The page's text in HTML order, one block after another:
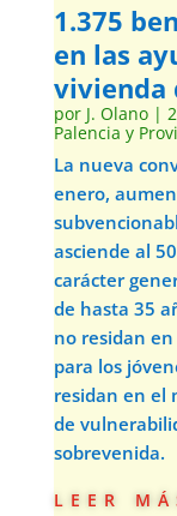
1.375
en las
vivienda
por J. Olano|
Palencia y
La nueva
enero,
asciende al
carácter
de hasta 35
no residan
para los
residan en el
de
sobrevenida.
leer